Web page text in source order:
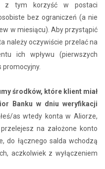
z tym korzyść w postaci
bez ograniczeń (a nie
w miesiącu). Aby przystąpić
należy oczywiście przelać na
ich wpływu (pierwszych
promocyjny.
środków, które klient miał
Banku w dniu weryfikacji
as wtedy konta w Aliorze,
na założone konto
do łącznego salda wchodzą
aczkolwiek z wyłączeniem